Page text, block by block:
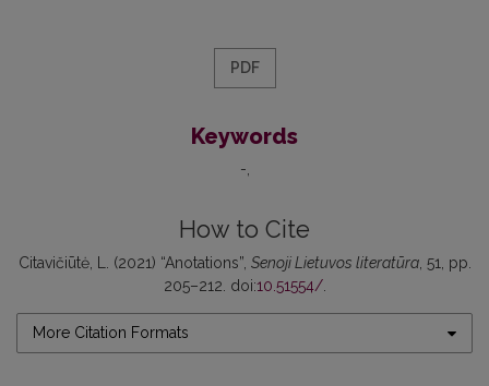
PDF
Keywords
-
How to Cite
Citavičiūtė, L. (2021) “Anotations”, Senoji Lietuvos literatūra, 51, pp.
205–212. doi:10.51554/.
More Citation Formats